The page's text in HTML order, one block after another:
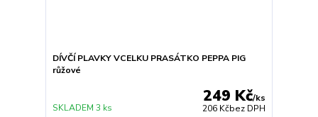
DÍVČÍ PLAVKY VCELKU PRASÁTKO PEPPA PIG
růžové
249 Kč/ks
206 Kčbez DPH
SKLADEM 3 ks